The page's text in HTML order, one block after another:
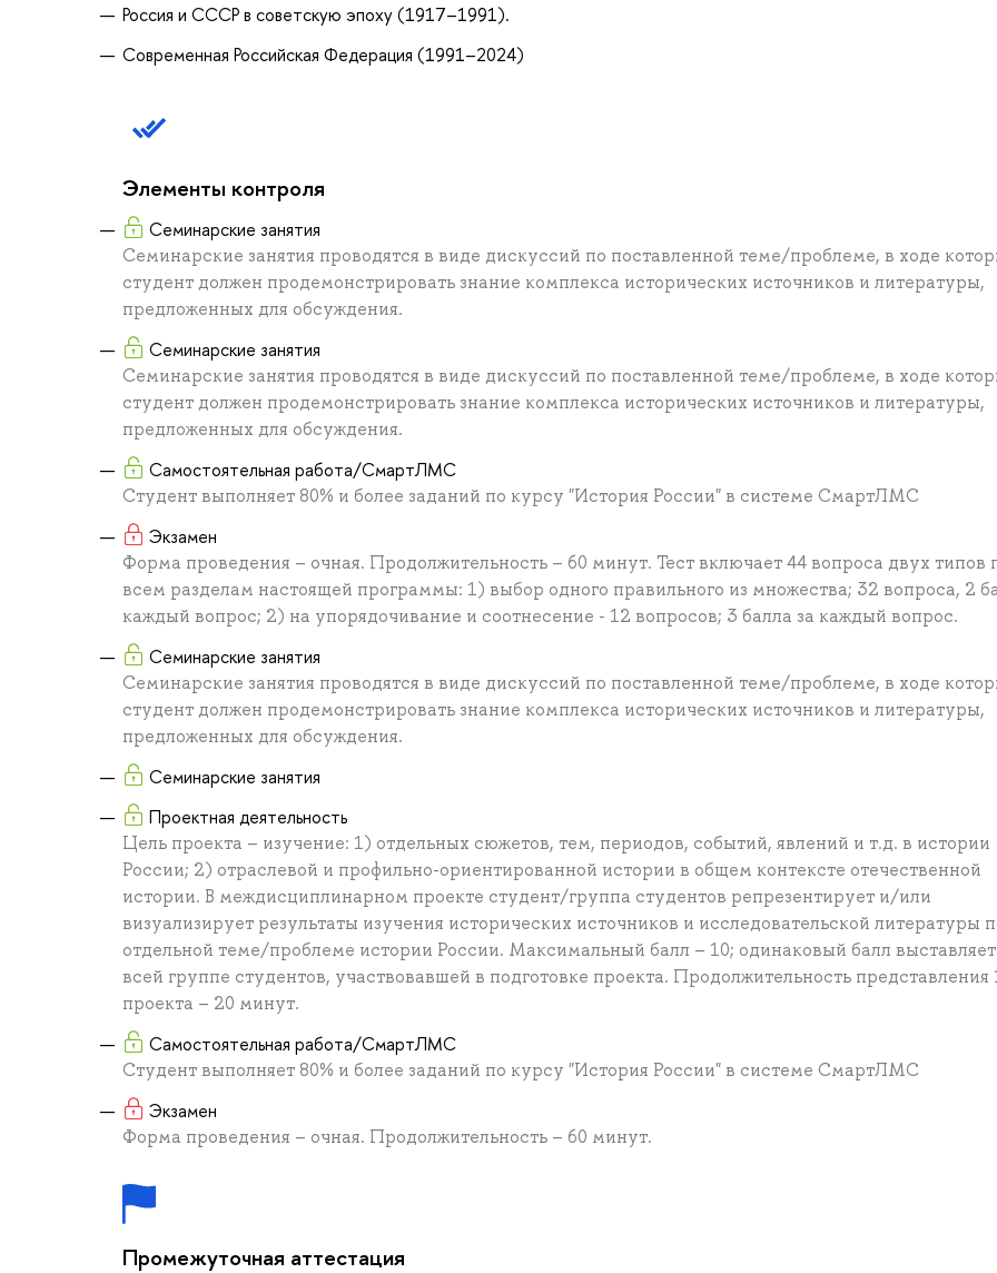
Россия и СССР в советскую эпоху (1917–1991).
Современная Российская Федерация (1991–2024)
Элементы контроля
Семинарские занятия
Семинарские занятия проводятся в виде дискуссий по поставленной теме/проблеме, в ходе
студент должен продемонстрировать знание комплекса исторических источников и литературы,
предложенных для обсуждения.
Семинарские занятия
Семинарские занятия проводятся в виде дискуссий по поставленной теме/проблеме, в ходе
студент должен продемонстрировать знание комплекса исторических источников и литературы,
предложенных для обсуждения.
Самостоятельная работа/СмартЛМС
Студент выполняет 80% и более заданий по курсу "История России" в системе СмартЛМС
Экзамен
Форма проведения – очная. Продолжительность – 60 минут. Тест включает 44 вопроса двух типов
всем разделам настоящей программы: 1) выбор одного правильного из множества; 32 вопроса, 2
каждый вопрос; 2) на упорядочивание и соотнесение - 12 вопросов; 3 балла за каждый вопрос.
Семинарские занятия
Семинарские занятия проводятся в виде дискуссий по поставленной теме/проблеме, в ходе
студент должен продемонстрировать знание комплекса исторических источников и литературы,
предложенных для обсуждения.
Семинарские занятия
Проектная деятельность
Цель проекта – изучение: 1) отдельных сюжетов, тем, периодов, событий, явлений и т.д. в истории
России; 2) отраслевой и профильно-ориентированной истории в общем контексте отечественной
истории. В междисциплинарном проекте студент/группа студентов репрезентирует и/или
визуализирует результаты изучения исторических источников и исследовательской литературы
отдельной теме/проблеме истории России. Максимальный балл – 10; одинаковый балл
всей группе студентов, участвовавшей в подготовке проекта. Продолжительность представления
проекта – 20 минут.
Самостоятельная работа/СмартЛМС
Студент выполняет 80% и более заданий по курсу "История России" в системе СмартЛМС
Экзамен
Форма проведения – очная. Продолжительность – 60 минут.
Промежуточная аттестация